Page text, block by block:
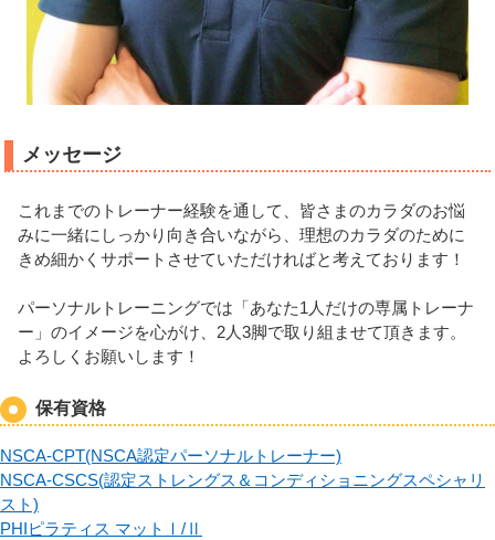
メッセージ
これまでのトレーナー経験を通して、皆さまのカラダのお悩
みに一緒にしっかり向き合いながら、理想のカラダのために
きめ細かくサポートさせていただければと考えております！
パーソナルトレーニングでは「あなた1人だけの専属トレーナ
ー」のイメージを心がけ、2人3脚で取り組ませて頂きます。
よろしくお願いします！
保有資格
NSCA-CPT(NSCA認定パーソナルトレーナー)
NSCA-CSCS(認定ストレングス＆コンディショニングスペシャリ
スト)
PHIピラティス マットⅠ/Ⅱ